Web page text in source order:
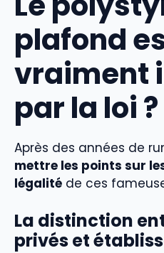
plafond
vraiment
par la loi ?
Après des années de
mettre les points sur
légalité de ces
La distinction
privés et